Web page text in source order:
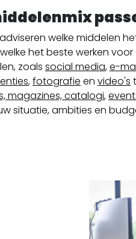
welke middelen
het beste werken
zoals social media,e-
,fotografie en video's
magazines, catalogi,
situatie, ambities en